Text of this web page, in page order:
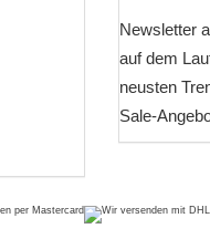
Newsletter
auf dem
neusten
Sale-